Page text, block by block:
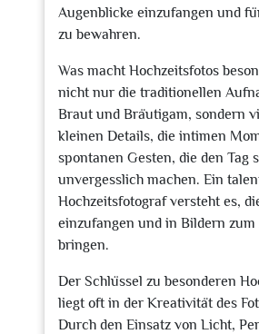
Augenblicke einzufangen und
zu bewahren.
Was macht Hochzeitsfotos
nicht nur die traditionellen
Braut und Bräutigam, sondern
kleinen Details, die intimen
spontanen Gesten, die den Tag
unvergesslich machen. Ein
Hochzeitsfotograf versteht es,
einzufangen und in Bildern zum
bringen.
Der Schlüssel zu besonderen
liegt oft in der Kreativität des
Durch den Einsatz von Licht,